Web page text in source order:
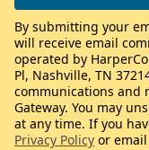
By submitting your
will receive email
operated by
Pl, Nashville, TN
communications and
Gateway. You may
at any time. If you
Privacy Policy or